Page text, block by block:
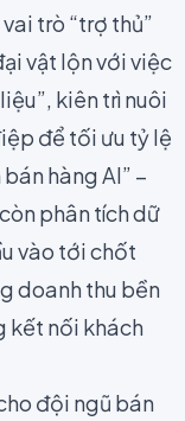
trò “trợ thủ”
vật lộn với việc
kiên trì nuôi
để tối ưu tỷ lệ
hàng AI” –
phân tích dữ
vào tới chốt
doanh thu bền
kết nối khách
đội ngũ bán